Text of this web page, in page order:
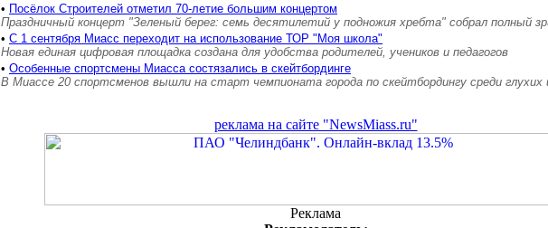
• Посёлок Строителей отметил 70-летие большим концертом
Праздничный концерт "Зеленый берег: семь десятилетий у подножия хребта" собрал полный
• С 1 сентября Миасс переходит на использование ТОР "Моя школа"
Новая единая цифровая площадка создана для удобства родителей, учеников и педагогов
• Особенные спортсмены Миасса состязались в скейтбординге
В Миассе 20 спортсменов вышли на старт чемпионата города по скейтбордингу среди
реклама на сайте "NewsMiass.ru"
Реклама